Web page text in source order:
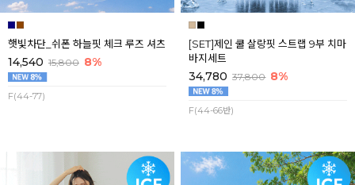
햇빛차단_쉬폰 하늘핏 체크 루즈 셔츠
14,540 15,800 8%
F(44-77)
[SET]제인 쿨 살랑핏 스트랩 9부 치마
바지세트
34,780 37,800 8%
F(44-66반)